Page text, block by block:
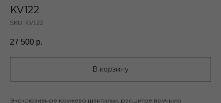
KV122
SKU: KV122
27 500 р.
В корзину
Эксклюзивное кружево шантильи, расшитое вручную